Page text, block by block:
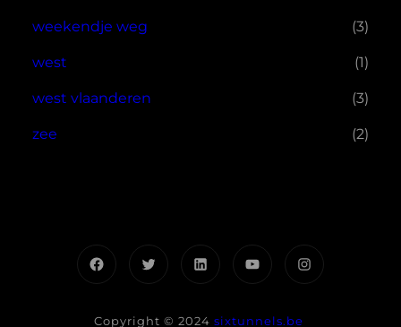
weekendje weg (3)
west (1)
west vlaanderen (3)
zee (2)
FacebookTwitterLinkedInYouTubeInstagram
Copyright © 2024 sixtunnels.be